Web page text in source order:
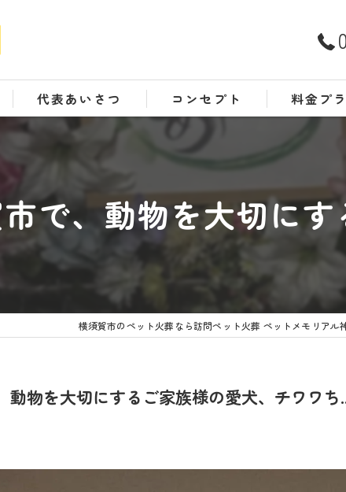
代表あいさつ コンセプト
よくある質問
料金プ
で、動物を大切に
横須賀市のペット火葬なら訪問ペット火葬 ペットメモリアル
動物を大切にするご家族様の愛犬、チワワち